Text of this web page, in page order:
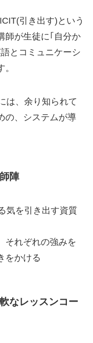
引き出す) という
師が生徒に｢自分か
とコミュニケーシ
は、余り知られて
の、システムが導
師陣
気を引き出す資質
それぞれの強みを
をかける
なレッスンコー